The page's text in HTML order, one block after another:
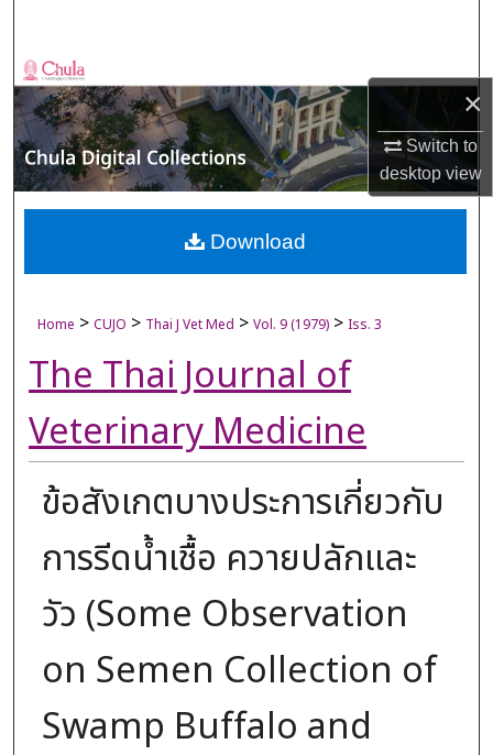
×
Switch to
desktopview
Browse Collections
My Account
About
Digital Commons Network™
Home > CUJO > Thai J Vet Med > Vol. 9 (1979) > Iss. 3
The Thai Journal of
Veterinary Medicine
ข้อสังเกตบางประการเกี่ยวกับ
การรีดน้ำเชื้อ ควายปลักและ
วัว (Some Observation
on Semen Collection of
Swamp Buffalo and
Download